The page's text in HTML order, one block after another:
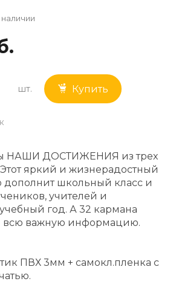
наличии
шт. Купить
НАШИ ДОСТИЖЕНИЯ из трех
яркий и жизнерадостный
дополнит школьный класс и
учителей и
год. А 32 кармана
всю важную информацию.
ПВХ 3мм + самокл.пленка с